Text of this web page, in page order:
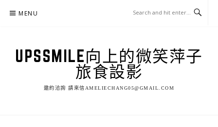
MENU
UPSSMILE向上的微笑萍子
旅食設影
邀約洽詢 請來信AMELIECHANG05@GMAIL.COM